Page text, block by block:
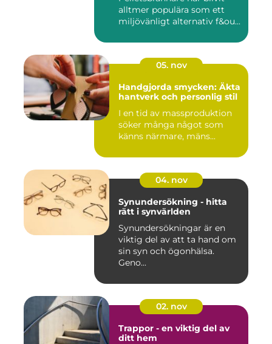
alltmer populära som ett
miljövänligt alternativ f&ou...
05. nov
Handgjorda smycken: Äkta
hantverk och personlig stil
I en tid av massproduktion
söker många något som
känns närmare, mäns...
04. nov
Synundersökning - hitta
rätt i synvärlden
Synundersökningar är en
viktig del av att ta hand om
sin syn och ögonhälsa.
Geno...
02. nov
Trappor - en viktig del av
ditt hem